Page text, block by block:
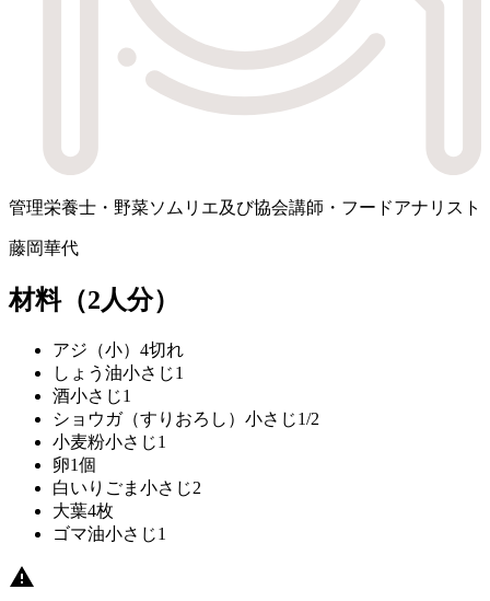
管理栄養士・野菜ソムリエ及び協会講師・フードアナリスト
藤岡華代
材料（2人分）
アジ（小） 4切れ
しょう油小さじ1
酒小さじ1
ショウガ（すりおろし） 小さじ1/2
小麦粉小さじ1
卵1個
白いりごま 小さじ2
大葉4枚
ゴマ油小さじ1